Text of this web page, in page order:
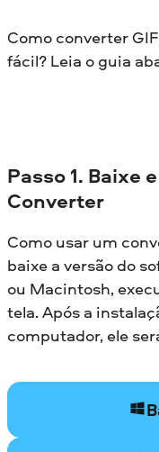
Como converter
fácil? Leia o guia
Passo 1. Baixe
Converter
Como usar um
baixe a versão do
ou Macintosh,
tela. Após a
computador, ele